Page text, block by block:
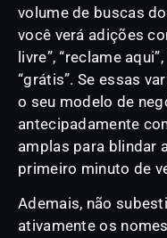
volume de buscas
você verá adições
livre”, “reclame
“grátis”. Se essas
o seu modelo de
antecipadamente
amplas para blindar
primeiro minuto de
Ademais, não
ativamente os